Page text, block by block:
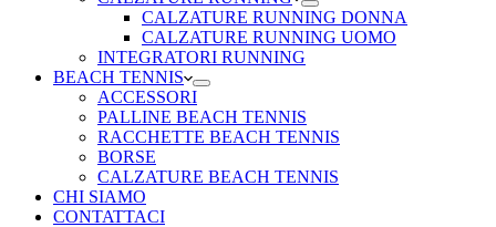
CALZATURE RUNNING DONNA
CALZATURE RUNNING UOMO
INTEGRATORI RUNNING
BEACH TENNIS
ACCESSORI
PALLINE BEACH TENNIS
RACCHETTE BEACH TENNIS
BORSE
CALZATURE BEACH TENNIS
CHI SIAMO
CONTATTACI